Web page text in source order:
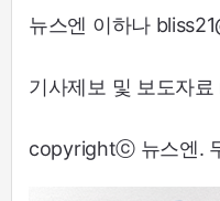
뉴스엔 이하나
기사제보 및 보도자
copyrightⓒ 뉴스엔.